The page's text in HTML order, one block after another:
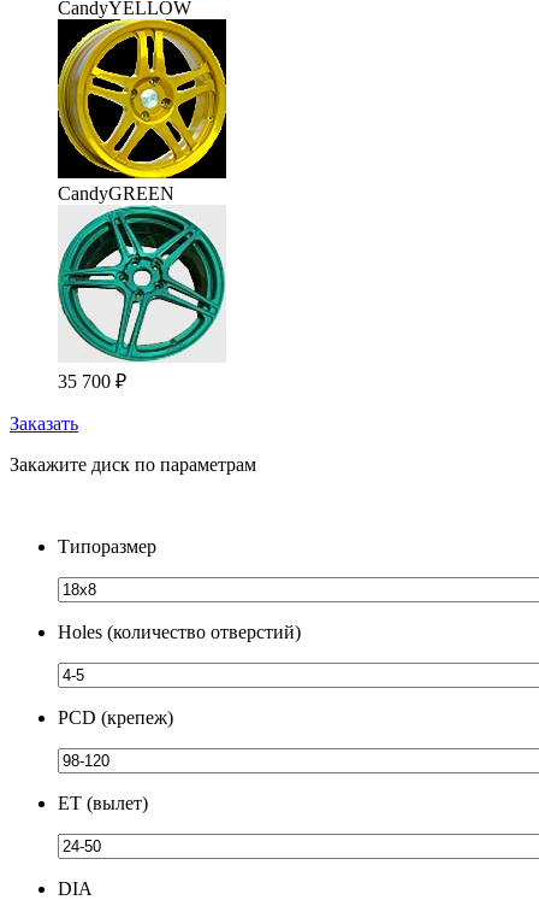
CandyYELLOW
CandyGREEN
35 700 ₽
Заказать
Закажите диск по параметрам
Типоразмер
Holes (количество отверстий)
PCD (крепеж)
ЕТ (вылет)
DIA